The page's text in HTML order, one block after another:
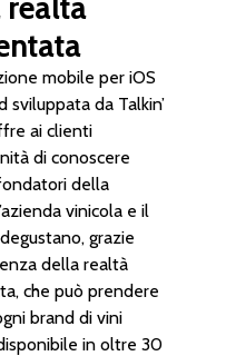
mobile per iOS
sviluppata da Talkin’
ai clienti
di conoscere
della
vinicola e il
grazie
della realtà
che può prendere
brand di vini
in oltre 30